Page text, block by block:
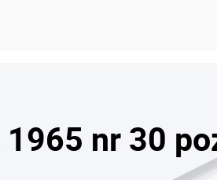
nr 30